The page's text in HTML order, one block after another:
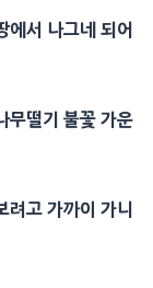
에서 나그네
되어
무떨기 불꽃가운
려고 가까이 가니